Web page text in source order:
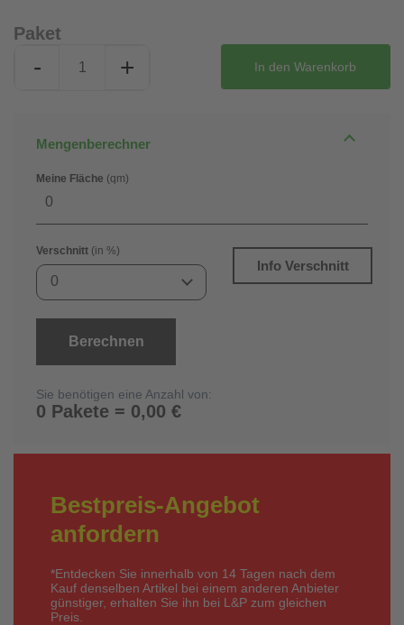
Paket
- + In den Warenkorb
Mengenberechner
Meine Fläche (qm)
Verschnitt (in %)
0
Info Verschnitt
Berechnen
Sie benötigen eine Anzahl von:
0 Pakete = 0,00 €
Bestpreis-Angebot
anfordern
*Entdecken Sie innerhalb von 14 Tagen nach dem
Kauf denselben Artikel bei einem anderen Anbieter
günstiger, erhalten Sie ihn bei L&P zum gleichen
Preis.